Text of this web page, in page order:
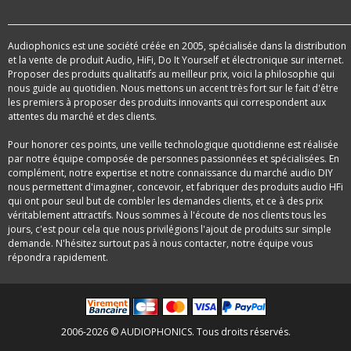
Audiophonics est une société créée en 2005, spécialisée dans la distribution
et la vente de produit Audio, HiFi, Do It Yourself et électronique sur internet.
Proposer des produits qualitatifs au meilleur prix, voici la philosophie qui
nous guide au quotidien. Nous mettons un accent très fort sur le fait d'être
les premiers à proposer des produits innovants qui correspondent aux
attentes du marché et des clients.
Pour honorer ces points, une veille technologique quotidienne est réalisée
par notre équipe composée de personnes passionnées et spécialisées. En
complément, notre expertise et notre connaissance du marché audio DIY
nous permettent d'imaginer, concevoir, et fabriquer des produits audio HFi
qui ont pour seul but de combler les demandes clients, et ce à des prix
véritablement attractifs. Nous sommes à l'écoute de nos clients tous les
jours, c'est pour cela que nous privilégions l'ajout de produits sur simple
demande. N'hésitez surtout pas à nous contacter, notre équipe vous
répondra rapidement.
2006-2026 © AUDIOPHONICS. Tous droits réservés.